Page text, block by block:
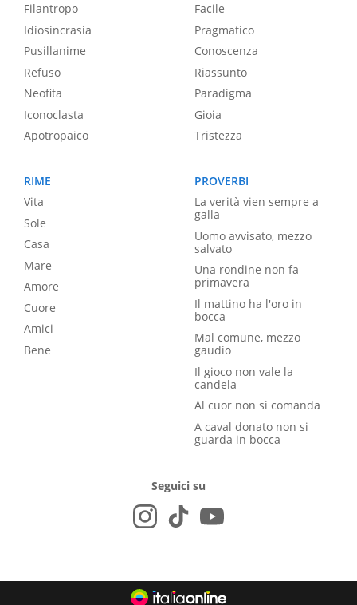
Filantropo
Idiosincrasia
Pusillanime
Refuso
Neofita
Iconoclasta
Apotropaico
Facile
Pragmatico
Conoscenza
Riassunto
Paradigma
Gioia
Tristezza
RIME
Vita
Sole
Casa
Mare
Amore
Cuore
Amici
Bene
PROVERBI
La verità vien sempre a
galla
Uomo avvisato, mezzo
salvato
Una rondine non fa
primavera
Il mattino ha l'oro in
bocca
Mal comune, mezzo
gaudio
Il gioco non vale la
candela
Al cuor non si comanda
A caval donato non si
guarda in bocca
Seguici su